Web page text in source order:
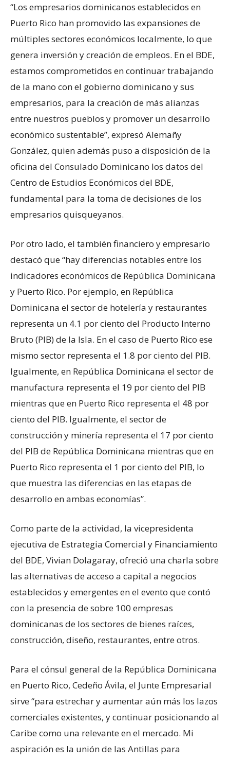
“Los empresarios dominicanos establecidos en
Puerto Rico han promovido las expansiones de
múltiples sectores económicos localmente, lo que
genera inversión y creación de empleos. En el BDE,
estamos comprometidos en continuar trabajando
de la mano con el gobierno dominicano y sus
empresarios, para la creación de más alianzas
entre nuestros pueblos y promover un desarrollo
económico sustentable”, expresó Alemañy
González, quien además puso a disposición de la
oficina del Consulado Dominicano los datos del
Centro de Estudios Económicos del BDE,
fundamental para la toma de decisiones de los
empresarios quisqueyanos.
Por otro lado, el también financiero y empresario
destacó que “hay diferencias notables entre los
indicadores económicos de República Dominicana
y Puerto Rico. Por ejemplo, en República
Dominicana el sector de hotelería y restaurantes
representa un 4.1 por ciento del Producto Interno
Bruto (PIB) de la Isla. En el caso de Puerto Rico ese
mismo sector representa el 1.8 por ciento del PIB.
Igualmente, en República Dominicana el sector de
manufactura representa el 19 por ciento del PIB
mientras que en Puerto Rico representa el 48 por
ciento del PIB. Igualmente, el sector de
construcción y minería representa el 17 por ciento
del PIB de República Dominicana mientras que en
Puerto Rico representa el 1 por ciento del PIB, lo
que muestra las diferencias en las etapas de
desarrollo en ambas economías”.
Como parte de la actividad, la vicepresidenta
ejecutiva de Estrategia Comercial y Financiamiento
del BDE, Vivian Dolagaray, ofreció una charla sobre
las alternativas de acceso a capital a negocios
establecidos y emergentes en el evento que contó
con la presencia de sobre 100 empresas
dominicanas de los sectores de bienes raíces,
construcción, diseño, restaurantes, entre otros.
Para el cónsul general de la República Dominicana
en Puerto Rico, Cedeño Ávila, el Junte Empresarial
sirve “para estrechar y aumentar aún más los lazos
comerciales existentes, y continuar posicionando al
Caribe como una relevante en el mercado. Mi
aspiración es la unión de las Antillas para